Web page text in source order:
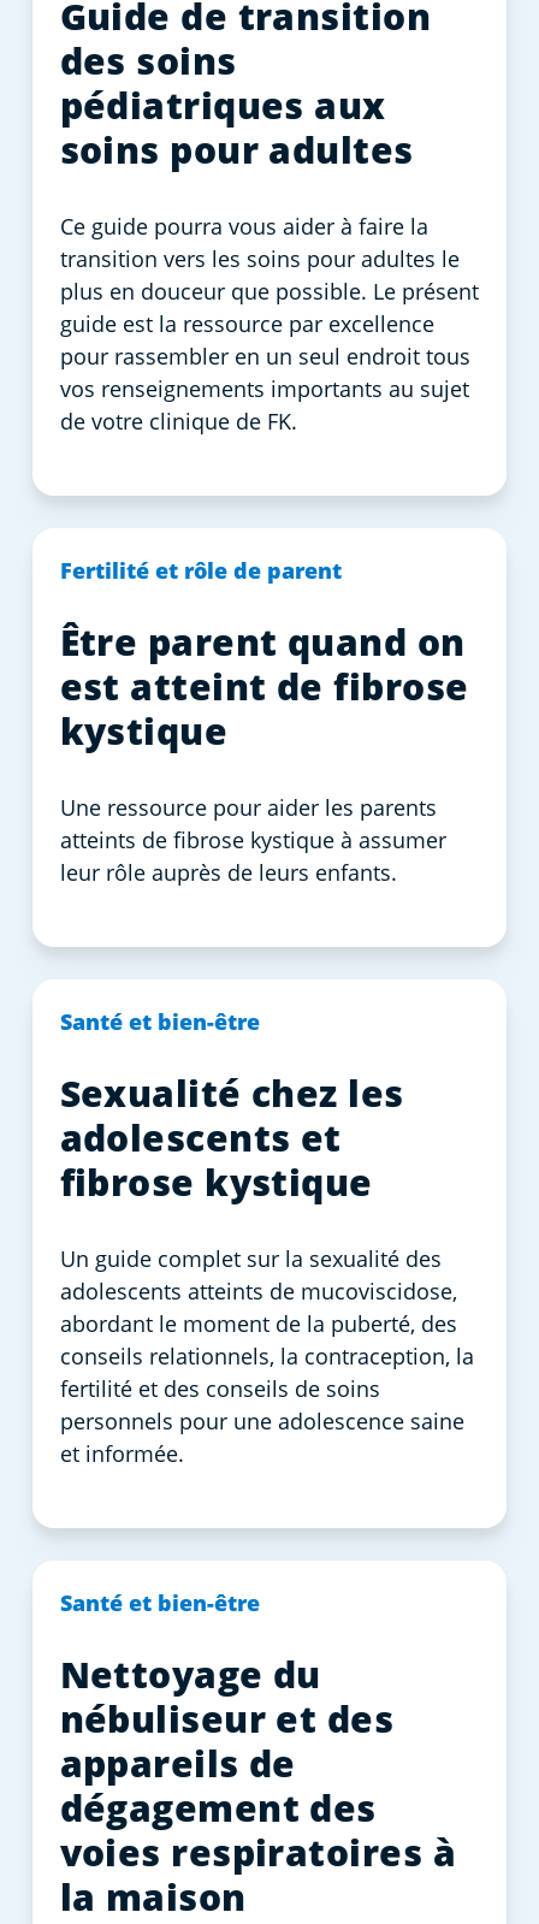
Guide de transition
des soins
pédiatriques aux
soins pour adultes
Ce guide pourra vous aider à faire la
transition vers les soins pour adultes le
plus en douceur que possible. Le présent
guide est la ressource par excellence
pour rassembler en un seul endroit tous
vos renseignements importants au sujet
de votre clinique de FK.
Fertilité et rôle de parent
Être parent quand on
est atteint de fibrose
kystique
Une ressource pour aider les parents
atteints de fibrose kystique à assumer
leur rôle auprès de leurs enfants.
Santé et bien-être
Sexualité chez les
adolescents et
fibrose kystique
Un guide complet sur la sexualité des
adolescents atteints de mucoviscidose,
abordant le moment de la puberté, des
conseils relationnels, la contraception, la
fertilité et des conseils de soins
personnels pour une adolescence saine
et informée.
Santé et bien-être
Nettoyage du
nébuliseur et des
appareils de
dégagement des
voies respiratoires à
la maison